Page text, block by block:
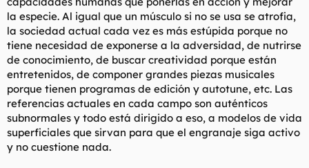
la especie. Al igual que un músculo si no se usa se atrofia,
la sociedad actual cada vez es más estúpida porque no
tiene necesidad de exponerse a la adversidad, de nutrirse
de conocimiento, de buscar creatividad porque están
entretenidos, de componer grandes piezas musicales
porque tienen programas de edición y autotune, etc. Las
referencias actuales en cada campo son auténticos
subnormales y todo está dirigido a eso, a modelos de vida
superficiales que sirvan para que el engranaje siga activo
y no cuestione nada.